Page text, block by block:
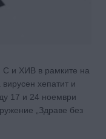
С и ХИВ в рамките на
хепатит и
17 и 24 ноември
„Здраве без